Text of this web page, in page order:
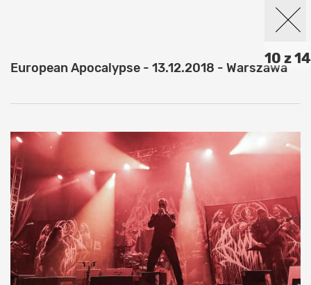
10 z 14
European Apocalypse - 13.12.2018 - Warszawa